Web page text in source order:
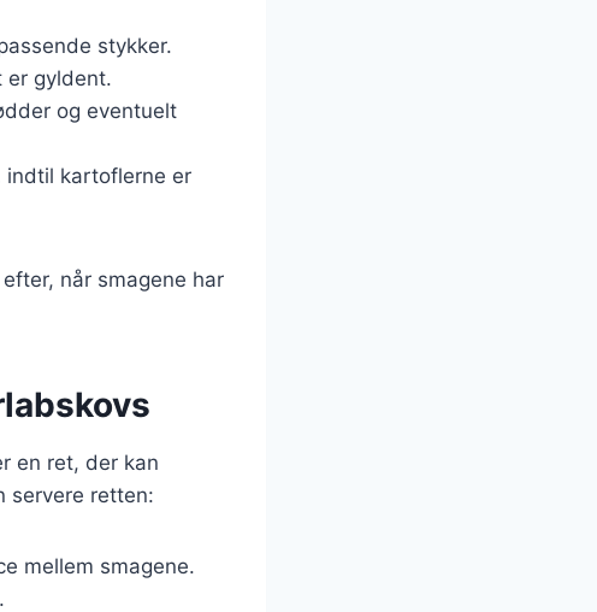
stykker.
er gyldent.
og eventuelt
kartoflerne er
når smagene har
en ret, der kan
servere retten:
mellem smagene.